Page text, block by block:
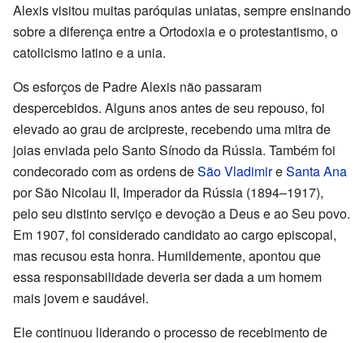
Alexis visitou muitas paróquias uniatas, sempre ensinando
sobre a diferença entre a Ortodoxia e o protestantismo, o
catolicismo latino e a unia.
Os esforços de Padre Alexis não passaram
despercebidos. Alguns anos antes de seu repouso, foi
elevado ao grau de arcipreste, recebendo uma mitra de
joias enviada pelo Santo Sínodo da Rússia. Também foi
condecorado com as ordens deSão VladimireSanta Ana
por São Nicolau II, Imperador da Rússia (1894–1917),
pelo seu distinto serviço e devoção a Deus e ao Seu povo.
Em 1907, foi considerado candidato ao cargo episcopal,
mas recusou esta honra. Humildemente, apontou que
essa responsabilidade deveria ser dada a um homem
mais jovem e saudável.
Ele continuou liderando o processo de recebimento de